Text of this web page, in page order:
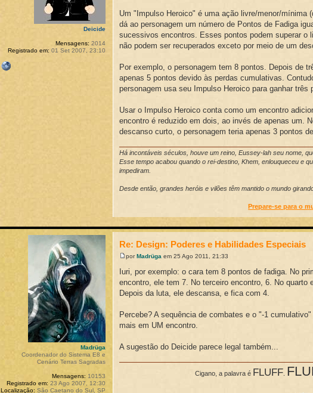
Um "Impulso Heroico" é uma ação livre/menor/mínima
dá ao personagem um número de Pontos de Fadiga
sucessivos encontros. Esses pontos podem superar o
não podem ser recuperados exceto por meio de um
Por exemplo, o personagem tem 8 pontos. Depois de
apenas 5 pontos devido às perdas cumulativas.
personagem usa seu Impulso Heroico para ganhar três
Usar o Impulso Heroico conta como um encontro
encontro é reduzido em dois, ao invés de apenas um.
descanso curto, o personagem teria apenas 3 pontos
Há incontáveis séculos, houve um reino, Eussey-lah seu nome,
Esse tempo acabou quando o rei-destino, Khem, enlouqueceu e
impediram.
Desde então, grandes heróis e vilões têm mantido o mundo
Prepare-se para o
Deicide
Mensagens: 2014
Registrado em: 01 Set 2007, 23:10
Re: Design: Poderes e Habilidades Especiais
porMadrüga em 25 Ago 2011, 21:33
Iuri, por exemplo: o cara tem 8 pontos de fadiga. No
encontro, ele tem 7. No terceiro encontro, 6. No quarto
Depois da luta, ele descansa, e fica com 4.
Percebe? A sequência de combates e o "-1
mais em UM encontro.
A sugestão do Deicide parece legal também...
Cigano, a palavra é FLUFF.
Madrüga
Coordenador do Sistema E8 e
Cenário Terras Sagradas
Mensagens: 10153
Registrado em: 23 Ago 2007, 12:30
Localização: São Caetano do Sul, SP